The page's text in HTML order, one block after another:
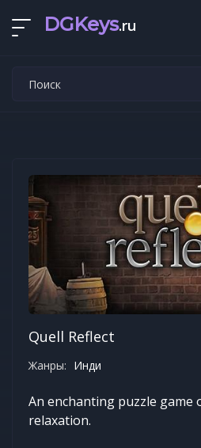
DGKeys.ru
Quell Reflect
Жанры: Инди
An enchanting puzzle game
relaxation.